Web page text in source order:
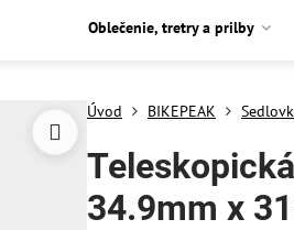
Oblečenie, tretry a prilby
Úvod BIKEPEAK
34.9mm x